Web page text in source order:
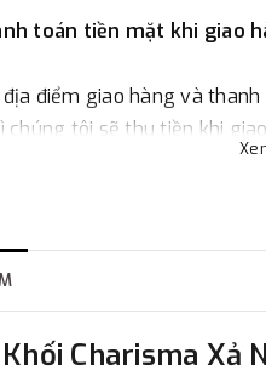
toán tiền mặt khi giao
điểm giao hàng và
chúng tôi sẽ thu tiền khi
giá trị đơn hàng tùy
Thanh Hương
Charisma Xả